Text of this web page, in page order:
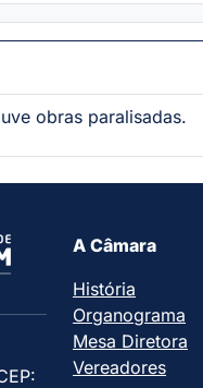
obras paralisadas.
A Câmara
História
Organograma
Mesa Diretora
Vereadores